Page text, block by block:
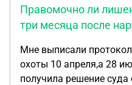
Правомочно ли
три месяца после
Мне выписали
охоты 10 апреля,а 28
получила решение